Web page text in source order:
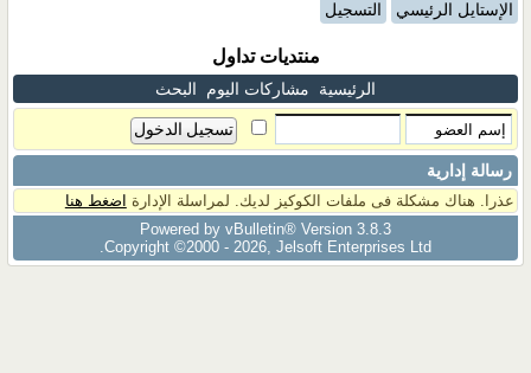
الإستايل الرئيسي التسجيل
منتديات تداول
الرئيسية مشاركات اليوم البحث
رسالة إدارية
عذرا. هناك مشكلة فى ملفات الكوكيز لديك. لمراسلة الإدارة اضغط هنا
Powered by vBulletin® Version 3.8.3
Copyright ©2000 - 2026, Jelsoft Enterprises Ltd.